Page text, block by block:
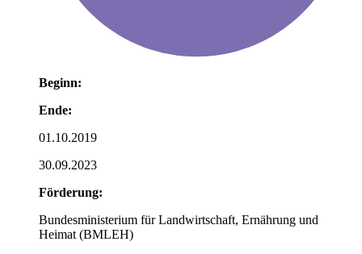
Beginn:
Ende:
01.10.2019
30.09.2023
Förderung:
Bundesministerium für Landwirtschaft, Ernährung und
Heimat (BMLEH)